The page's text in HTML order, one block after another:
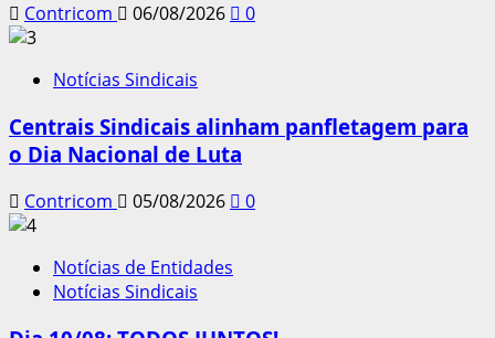
Contricom 06/08/2026 0
Notícias Sindicais
Centrais Sindicais alinham panfletagem para
o Dia Nacional de Luta
Contricom 05/08/2026 0
Notícias de Entidades
Notícias Sindicais